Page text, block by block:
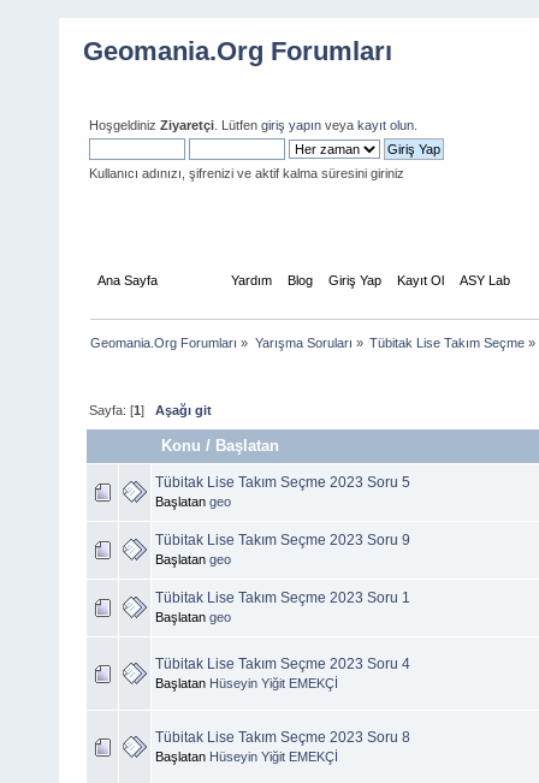
Geomania.Org Forumları
Hoşgeldiniz Ziyaretçi . Lütfen giriş yapın veya kayıt olun
Kullanıcı adınızı, şifrenizi ve aktif kalma süresini giriniz
Ana Sayfa Yardım Blog Giriş Yap Kayıt Ol ASY Lab
Geomania.Org Forumları » Yarışma Soruları » Tübitak Lise Takım Seçme»
Sayfa: [1]Aşağı git
Konu / Başlatan
Tübitak Lise Takım Seçme 2023 Soru 5
Başlatan geo
Tübitak Lise Takım Seçme 2023 Soru 9
Başlatan geo
Tübitak Lise Takım Seçme 2023 Soru 1
Başlatan geo
Tübitak Lise Takım Seçme 2023 Soru 4
Başlatan Hüseyin Yiğit EMEKÇİ
Tübitak Lise Takım Seçme 2023 Soru 8
Başlatan Hüseyin Yiğit EMEKÇİ